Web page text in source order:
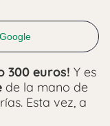
300 euros! Y es
de la mano de
Esta vez, a